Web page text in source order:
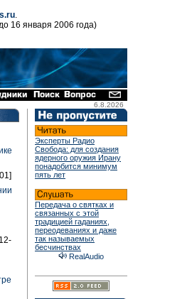
.
16 января 2006 года)
6.8.2026
Эксперты Радио
Свобода: для создания
ядерного оружия Ирану
понадобится минимум
пять лет
Передача о святках и
связанных с этой
традицией гаданиях,
переодеваниях и даже
так называемых
бесчинствах
RealAudio